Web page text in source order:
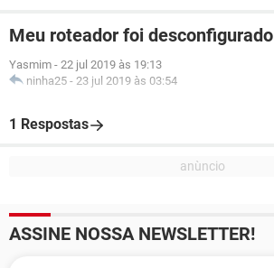
Meu roteador foi desconfigurado
Yasmim - 22 jul 2019 às 19:13
ninha25 - 23 jul 2019 às 03:54
1 Respostas
ASSINE NOSSA NEWSLETTER!